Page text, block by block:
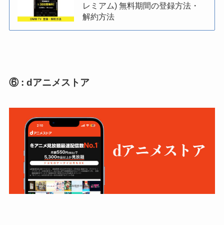
レミアム) 無料期間の登録方法・
解約方法
⑥ : dアニメストア